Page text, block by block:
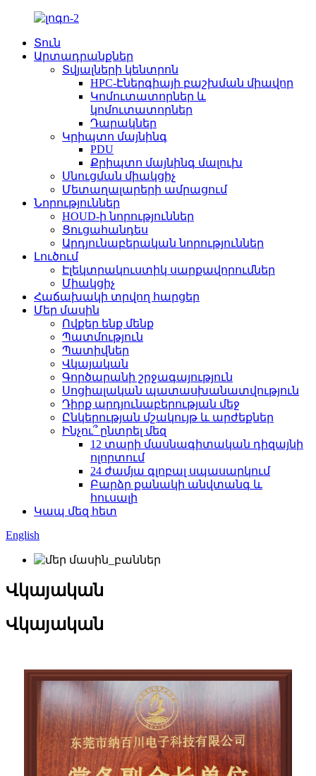
Տուն
Արտադրանքներ
Տվյալների կենտրոն
HPC-Էներգիայի բաշխման միավոր
Կոմուտատորներ և
կոմուտատորներ
Դարակներ
Կրիպտո մայնինգ
PDU
Քրիպտո մայնինգ մալուխ
Սնուցման միակցիչ
Մետաղալարերի ամրացում
Նորություններ
HOUD-ի նորություններ
Ցուցահանդես
Արդյունաբերական նորություններ
Լուծում
Էլեկտրակուստիկ սարքավորումներ
Միակցիչ
Հաճախակի տրվող հարցեր
Մեր մասին
Ովքեր ենք մենք
Պատմություն
Պատիվներ
Վկայական
Գործարանի շրջագայություն
Սոցիալական պատասխանատվություն
Դիրք արդյունաբերության մեջ
Ընկերության մշակույթ և արժեքներ
Ինչու՞ ընտրել մեզ
12 տարի մասնագիտական ​​դիզայնի
ոլորտում
24 ժամյա գլոբալ սպասարկում
Բարձր քանակի անվտանգ և
հուսալի
Կապ մեզ հետ
English
Վկայական
Վկայական